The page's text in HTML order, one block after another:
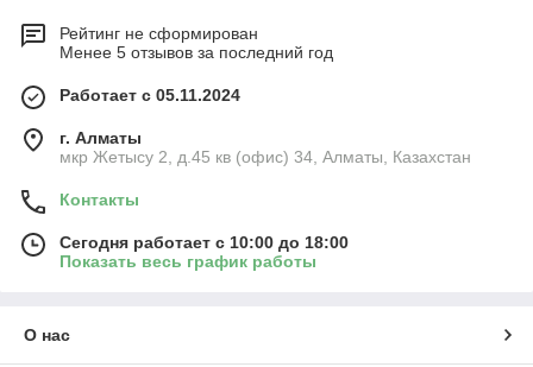
Рейтинг не сформирован
Менее 5 отзывов за последний год
Работает с 05.11.2024
г. Алматы
мкр Жетысу 2, д.45 кв (офис) 34, Алматы, Казахстан
Контакты
Сегодня работает с 10:00 до 18:00
Показать весь график работы
О нас